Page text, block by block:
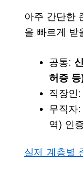
아주 간단한
을 빠르게 받
공통:
허증 등
직장인
무직자
역) 인
실제 계층별